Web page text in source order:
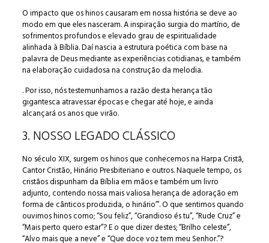
O impacto que os hinos causaram em nossa história se deve ao
modo em que eles nasceram. A inspiração surgia do martírio, de
sofrimentos profundos e elevado grau de espiritualidade
alinhada à Bíblia. Daí nascia a estrutura poética com base na
palavra de Deus mediante as experiências cotidianas, e também
na elaboração cuidadosa na construção da melodia.
. Por isso, nós testemunhamos a razão desta herança tão
gigantesca atravessar épocas e chegar até hoje, e ainda
alcançará os anos que virão.
3. NOSSO LEGADO CLÁSSICO
No século XIX, surgem os hinos que conhecemos na Harpa Cristã,
Cantor Cristão, Hinário Presbiteriano e outros. Naquele tempo, os
cristãos dispunham da Bíblia em mãos e também um livro
adjunto, contendo nossa mais valiosa herança de adoração em
forma de cânticos produzida, o hinário’”. O que sentimos quando
ouvimos hinos como; “Sou feliz”, “Grandioso és tu”, “Rude Cruz” e
“Mais perto quero estar”? E o que dizer destes; “Brilho celeste”,
“Alvo mais que a neve” e “Que doce voz tem meu Senhor.”?